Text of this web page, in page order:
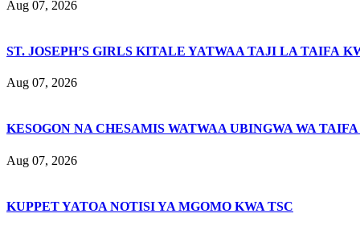
Aug 07, 2026
ST. JOSEPH’S GIRLS KITALE YATWAA TAJI LA TAIFA
Aug 07, 2026
KESOGON NA CHESAMIS WATWAA UBINGWA WA TAIFA
Aug 07, 2026
KUPPET YATOA NOTISI YA MGOMO KWA TSC